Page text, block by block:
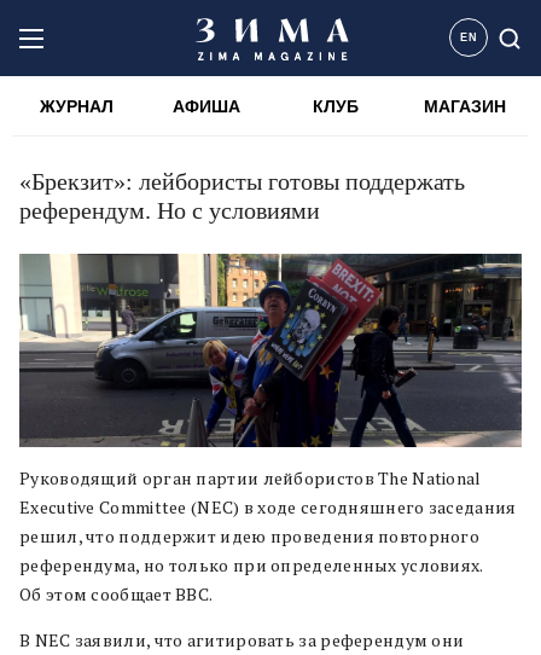
EN
ЖУРНАЛ АФИША КЛУБ МАГАЗИН
«Брекзит»: лейбористы готовы поддержать
референдум. Но с условиями
Руководящий орган партии лейбористов The National
Executive Committee (NEC) в ходе сегодняшнего заседания
решил, что поддержит идею проведения повторного
референдума, но только при определенных условиях.
Об этом сообщает BBC.
В NEC заявили, что агитировать за референдум они